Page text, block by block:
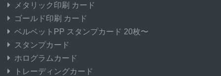
メタリック印刷 カード
ゴールド印刷 カード
ベルベットPP スタンプカード 20枚〜
スタンプカード
ホログラムカード
トレーディングカード